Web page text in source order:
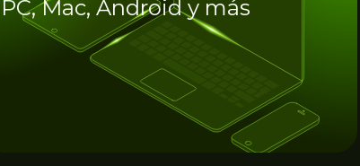
PC, Mac, Android y más